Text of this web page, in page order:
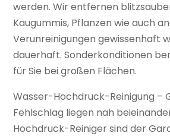
werden. Wir entfernen
Kaugummis, Pflanzen wie auch
Verunreinigungen gewissenhaft
dauerhaft. Sonderkonditionen
für Sie bei großen Flächen.
Wasser-Hochdruck-Reinigung –
Fehlschlag liegen nah
Hochdruck-Reiniger sind der